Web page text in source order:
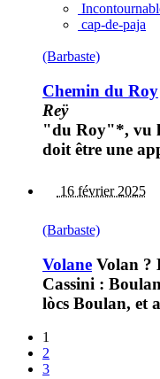
cap-de-paja
(Barbaste)
Chemin du Roy
Reÿ
"du Roy"*, vu
doit être une
16 février 2025
(Barbaste)
Volane Volan ?
Cassini :
lòcs Boulan, et
1
2
3